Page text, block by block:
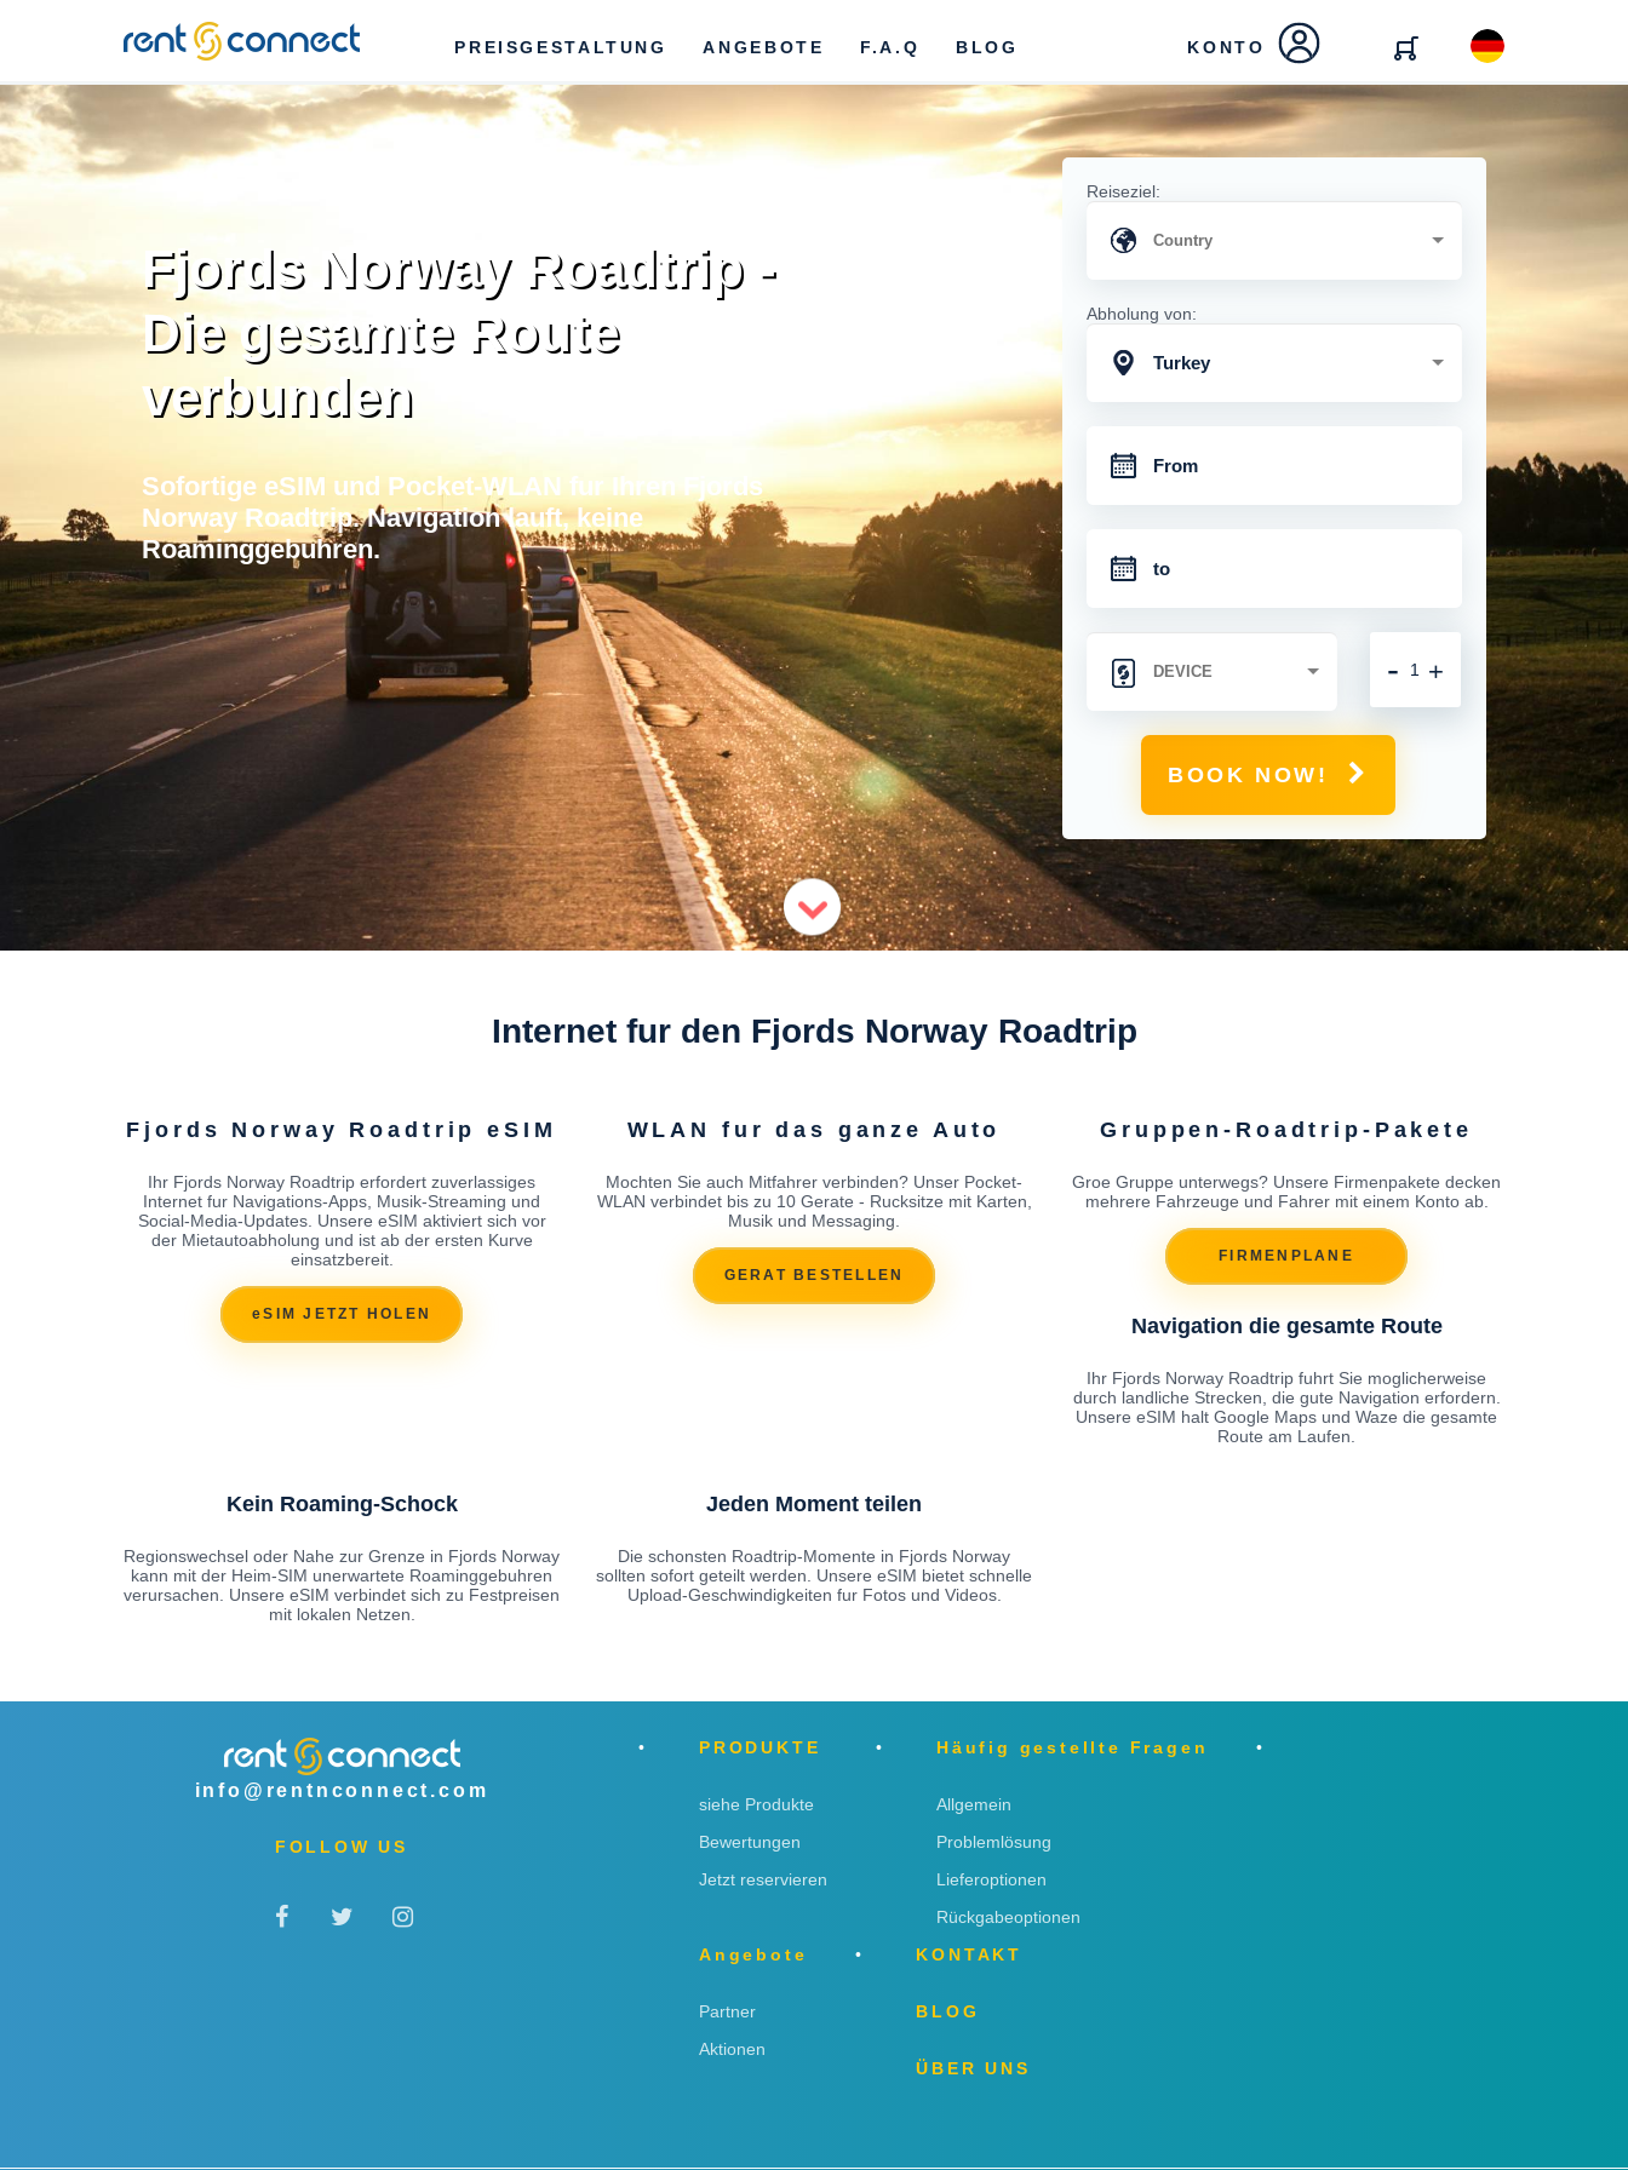
RENT'N
CONNECT
PREISGESTALTUNG ANGEBOTE F.A.Q BLOG KONTO
Fjords Norway Roadtrip -
Die gesamte Route
verbunden
Sofortige eSIM und Pocket-WLAN fur Ihren Fjords
Norway Roadtrip. Navigation lauft, keine
Roaminggebuhren.
Reiseziel:
Abholung von:
Turkey
+
-
BOOK NOW!
Internet fur den Fjords Norway Roadtrip
Fjords Norway Roadtrip eSIM
Ihr Fjords Norway Roadtrip erfordert zuverlassiges
Internet fur Navigations-Apps, Musik-Streaming und
Social-Media-Updates. Unsere eSIM aktiviert sich vor
der Mietautoabholung und ist ab der ersten Kurve
einsatzbereit.
eSIM JETZT HOLEN
WLAN fur das ganze Auto
Mochten Sie auch Mitfahrer verbinden? Unser Pocket-
WLAN verbindet bis zu 10 Gerate - Rucksitze mit Karten,
Musik und Messaging.
GERAT BESTELLEN
Gruppen-Roadtrip-Pakete
Groe Gruppe unterwegs? Unsere Firmenpakete decken
mehrere Fahrzeuge und Fahrer mit einem Konto ab.
FIRMENPLANE
Navigation die gesamte Route
Ihr Fjords Norway Roadtrip fuhrt Sie moglicherweise
durch landliche Strecken, die gute Navigation erfordern.
Unsere eSIM halt Google Maps und Waze die gesamte
Route am Laufen.
Kein Roaming-Schock
Regionswechsel oder Nahe zur Grenze in Fjords Norway
kann mit der Heim-SIM unerwartete Roaminggebuhren
verursachen. Unsere eSIM verbindet sich zu Festpreisen
mit lokalen Netzen.
Jeden Moment teilen
Die schonsten Roadtrip-Momente in Fjords Norway
sollten sofort geteilt werden. Unsere eSIM bietet schnelle
Upload-Geschwindigkeiten fur Fotos und Videos.
info@rentnconnect.com
FOLLOW US
PRODUKTE
siehe Produkte
Bewertungen
Jetzt reservieren
Häufig gestellte Fragen
Allgemein
Problemlösung
Lieferoptionen
Rückgabeoptionen
Angebote
Partner
Aktionen
KONTAKT
BLOG
ÜBER UNS